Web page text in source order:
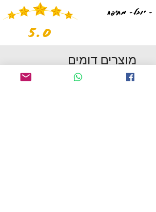
- יובל- מחיפה
5.0
מוצרים דומים